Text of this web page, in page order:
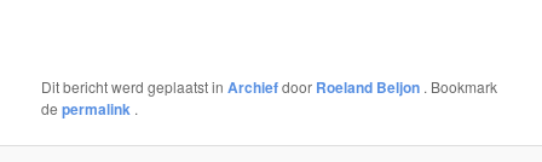
Dit bericht werd geplaatst inArchiefdoor Roeland Beljon . Bookmark
depermalink .